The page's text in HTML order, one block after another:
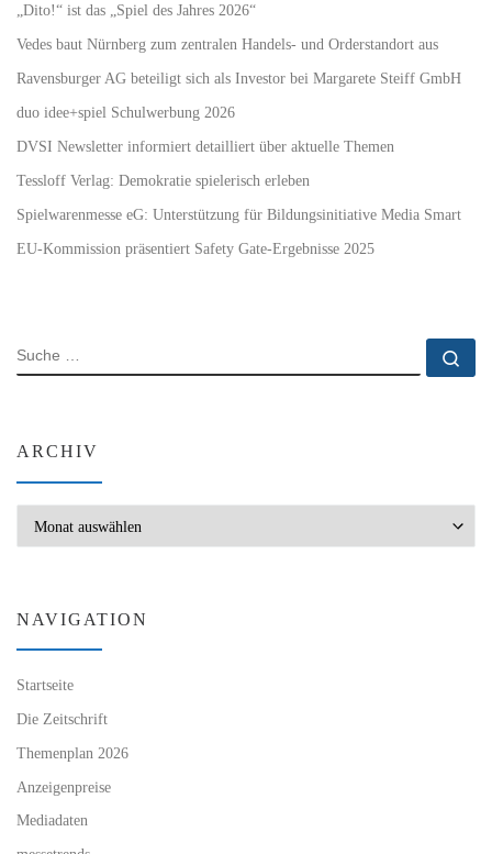
„Dito!“ ist das „Spiel des Jahres 2026“
Vedes baut Nürnberg zum zentralen Handels- und Orderstandort aus
Ravensburger AG beteiligt sich als Investor bei Margarete Steiff GmbH
duo idee+spiel Schulwerbung 2026
DVSI Newsletter informiert detailliert über aktuelle Themen
Tessloff Verlag: Demokratie spielerisch erleben
Spielwarenmesse eG: Unterstützung für Bildungsinitiative Media Smart
EU-Kommission präsentiert Safety Gate-Ergebnisse 2025
SUCHE
ARCHIV
NAVIGATION
Startseite
Die Zeitschrift
Themenplan 2026
Anzeigenpreise
Mediadaten